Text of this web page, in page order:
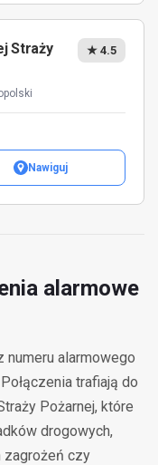
Straży
★ 4.5
Nawiguj
alarmowe
numeru alarmowego
trafiają do
Pożarnej, które
drogowych,
zagrożeń czy